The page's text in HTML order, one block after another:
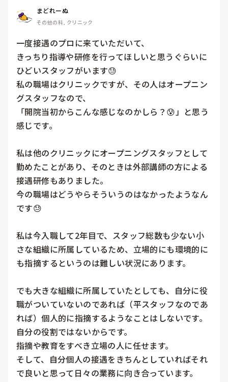
まどれーぬ
その他の科, クリニック
一度接遇のプロに来ていただいて、
きっちり指導や研修を行ってほしいと思うぐらいに
ひどいスタッフがいます😓
私の職場はクリニックですが、その人はオープニン
グスタッフなので、
「開院当初からこんな感じなのかしら？😰」と思う
感じです。
私は他のクリニックにオープニングスタッフとして
勤めたことがあり、そのときは外部講師の方による
接遇研修もありました。
今の職場はどうやらそういうのはなかったようなん
です😓
私は今入職して2年目で、スタッフ総数も少ない小
さな組織に所属しているため、立場的にも環境的に
も指摘するというのは難しい状況にあります。
でも大きな組織に所属していたとしても、自分に役
職がついていないのであれば（平スタッフなのであ
れば）個人的に指摘するようなことはしないです。
自分の役割ではないからです。
指摘や教育をすべき立場の人に任せます。
そして、自分個人の接遇をきちんとしていればそれ
で良いと思って日々の業務に向き合っています。